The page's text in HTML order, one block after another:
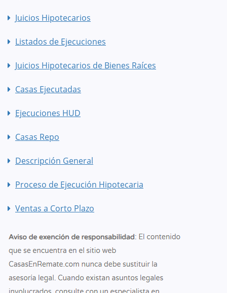
Juicios Hipotecarios
Listados de Ejecuciones
Juicios Hipotecarios de Bienes Raíces
Casas Ejecutadas
Ejecuciones HUD
Casas Repo
Descripción General
Proceso de Ejecución Hipotecaria
Ventas a Corto Plazo